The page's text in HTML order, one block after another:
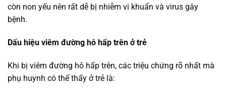
còn non yếu nên rất dễ bị nhiễm vi khuẩn và virus gây
bệnh.
Dấu hiệu viêm đường hô hấp trên ở trẻ
Khi bị viêm đường hô hấp trên, các triệu chứng rõ nhất mà
phụ huynh có thể thấy ở trẻ là: